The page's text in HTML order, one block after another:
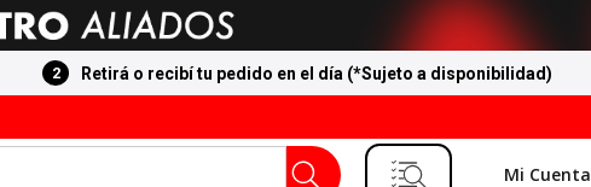
Retirá o recibí tu pedido en el día (*Sujeto a disponibilidad)
Mi Cuenta